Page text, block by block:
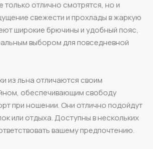
только отлично смотрятся, но и
свежести и прохлады в жаркую
широкие брючины и удобный пояс,
выбором для повседневной
из льна отличаются своим
обеспечивающим свободу
при ношении. Они отлично подойдут
или отдыха. Доступны в нескольких
вашему предпочтению.